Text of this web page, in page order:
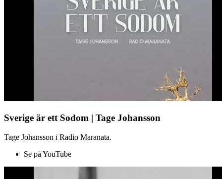
Sverige är ett Sodom | Tage Johansson
Tage Johansson i Radio Maranata.
Se på YouTube